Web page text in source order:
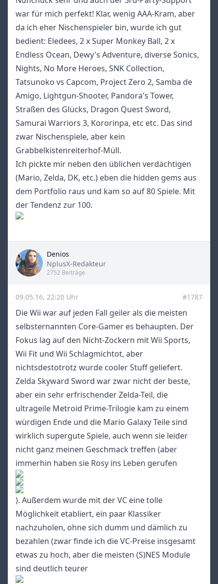
war für mich perfekt! Klar, wenig AAA-Kram, aber
da ich eher Nischenspieler bin, wurde ich gut
bedient: Eledees, 2 x Super Monkey Ball, 2 x
Endless Ocean, Dewy's Adventure, diverse Sonics,
Nights, No More Heroes, SNK Collection,
Tatsunoko vs Capcom, Project Zero 2, Samba de
Amigo, Lightgun-Shooter, Pandora's Tower,
Straßen des Glücks, Dragon Quest Sword,
Samurai Warriors 3, Kororinpa, etc etc. Das sind
zwar Nischenspiele, aber kein
Grabbelkistenreiterhof-Müll.
Ich pickte mir neben den üblichen verdächtigen
(Mario, Zelda, DK, etc.) eben die hidden gems aus
dem Portfolio raus und kam so auf 80 Spiele. Mit
der Tendenz zur 100.
Denios
Title
NplusX-Redakteur
2752 Beiträge
09.05.16, 22:20 Uhr #1787
Die Wii war auf jeden Fall geiler als die meisten
selbsternannten Core-Gamer es behaupten. Der
Fokus lag auf den Nicht-Zockern mit Wii Sports,
Wii Fit und Wii Schlagmichtot, aber
nichtsdestotrotz wurde cooler Stuff geliefert.
Zelda Skyward Sword war zwar nicht der beste,
aber ein sehr erfrischender Zelda-Teil, die
ultrageile Metroid Prime-Trilogie kam zu einem
würdigen Ende und die Mario Galaxy Teile sind
wirklich supergute Spiele, auch wenn sie leider
nicht ganz meinen Geschmack treffen (aber
immerhin haben sie Rosy ins Leben gerufen
). Außerdem wurde mit der VC eine tolle
Möglichkeit etabliert, ein paar Klassiker
nachzuholen, ohne sich dumm und dämlich zu
bezahlen (zwar finde ich die VC-Preise insgesamt
etwas zu hoch, aber die meisten (S)NES Module
sind deutlich teurer